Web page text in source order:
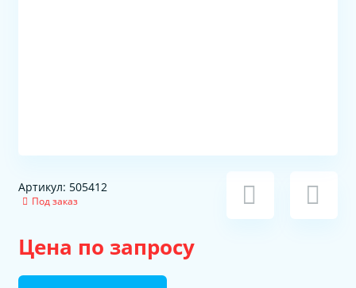
Артикул: 505412
Под заказ
Цена по запросу